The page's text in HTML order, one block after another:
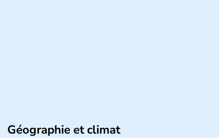
Géographie et climat